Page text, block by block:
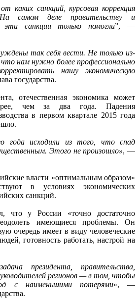
каких санкций, курсовая коррекция
самом деле правительству и
эти санкции только помогли”, —
так себя вести. Не только из-
нам нужно более профессионально
нашу экономическую
государства.
отечественная экономика может
чем за два года. Падения
в первом квартале 2015 года
года исходили из того, что спад
Этого не произошло», —
власти «оптимальным образом»
в условиях экономических
санкций.
что у России «точно достаточно
имеющиеся проблемы. Он
очередь имеет в виду человеческие
готовность работать, настрой на
президента, правительства,
регионов — в том, чтобы
с наименьшими потерями», —